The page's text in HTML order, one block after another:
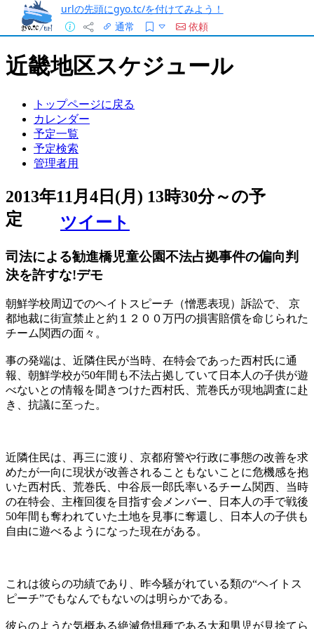
urlの先頭にgyo.tc/を付けてみよう！
通常
依頼